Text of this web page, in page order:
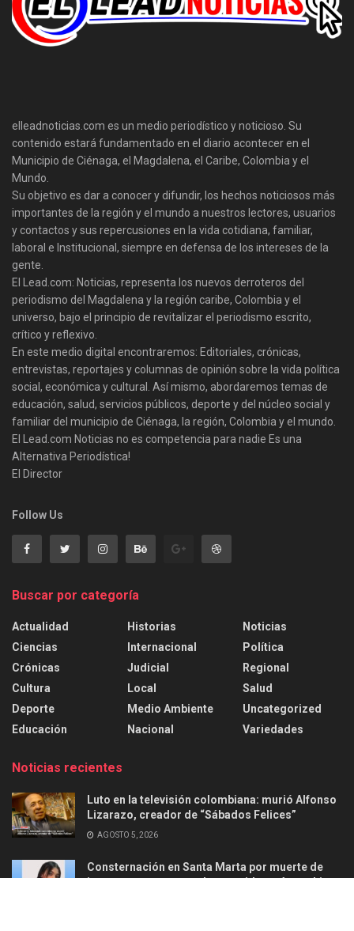
elleadnoticias.com es un medio periodístico y noticioso. Su
contenido estará fundamentado en el diario acontecer en el
Municipio de Ciénaga, el Magdalena, el Caribe, Colombia y el
Mundo.
Su objetivo es dar a conocer y difundir, los hechos noticiosos más
importantes de la región y el mundo a nuestros lectores, usuarios
y contactos y sus repercusiones en la vida cotidiana, familiar,
laboral e Institucional, siempre en defensa de los intereses de la
gente.
El Lead.com: Noticias, representa los nuevos derroteros del
periodismo del Magdalena y la región caribe, Colombia y el
universo, bajo el principio de revitalizar el periodismo escrito,
crítico y reflexivo.
En este medio digital encontraremos: Editoriales, crónicas,
entrevistas, reportajes y columnas de opinión sobre la vida política
social, económica y cultural. Así mismo, abordaremos temas de
educación, salud, servicios públicos, deporte y del núcleo social y
familiar del municipio de Ciénaga, la región, Colombia y el mundo.
El Lead.com Noticias no es competencia para nadie Es una
Alternativa Periodística!
El Director
Follow Us
Buscar por categoría
Actualidad
Ciencias
Crónicas
Cultura
Deporte
Educación
Historias
Internacional
Judicial
Local
Medio Ambiente
Nacional
Noticias
Política
Regional
Salud
Uncategorized
Variedades
Noticias recientes
Luto en la televisión colombiana: murió Alfonso
Lizarazo, creador de “Sábados Felices”
AGOSTO 5, 2026
Consternación en Santa Marta por muerte de
joven en ataque armado ocurrido en Aguachica